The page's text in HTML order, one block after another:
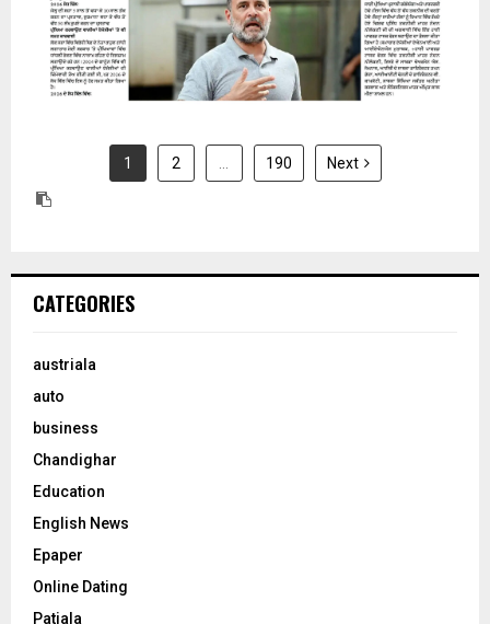
1 2 190 Next
CATEGORIES
austriala
auto
business
Chandighar
Education
English News
Epaper
Online Dating
Patiala